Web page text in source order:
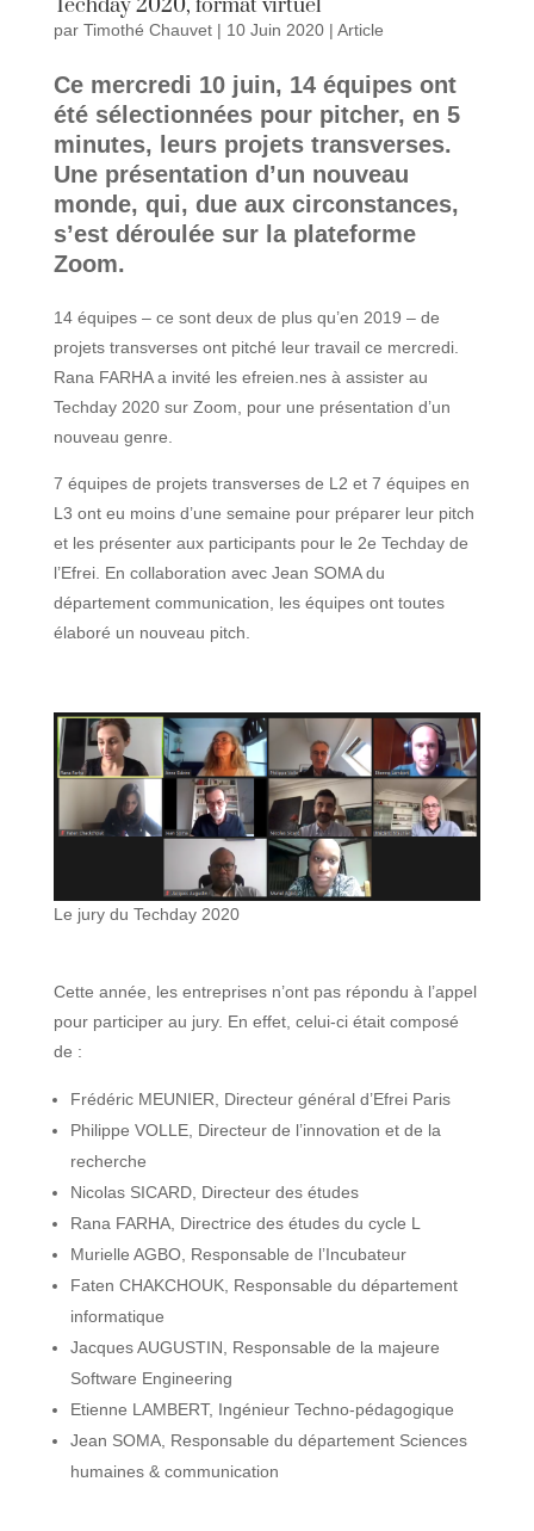
Techday 2020, format virtuel
par Timothé Chauvet| 10 Juin 2020| Article
Ce mercredi 10 juin, 14 équipes ont
été sélectionnées pour pitcher, en 5
minutes, leurs projets transverses.
Une présentation d’un nouveau
monde, qui, due aux circonstances,
s’est déroulée sur la plateforme
Zoom.
14 équipes – ce sont deux de plus qu’en 2019 – de
projets transverses ont pitché leur travail ce mercredi.
Rana FARHA a invité les efreien.nes à assister au
Techday 2020 sur Zoom, pour une présentation d’un
nouveau genre.
7 équipes de projets transverses de L2 et 7 équipes en
L3 ont eu moins d’une semaine pour préparer leur pitch
et les présenter aux participants pour le 2e Techday de
l’Efrei. En collaboration avec Jean SOMA du
département communication, les équipes ont toutes
élaboré un nouveau pitch.
Le jury du Techday 2020
Cette année, les entreprises n’ont pas répondu à l’appel
pour participer au jury. En effet, celui-ci était composé
de :
Frédéric MEUNIER, Directeur général d’Efrei Paris
Philippe VOLLE, Directeur de l’innovation et de la
recherche
Nicolas SICARD, Directeur des études
Rana FARHA, Directrice des études du cycle L
Murielle AGBO, Responsable de l’Incubateur
Faten CHAKCHOUK, Responsable du département
informatique
Jacques AUGUSTIN, Responsable de la majeure
Software Engineering
Etienne LAMBERT, Ingénieur Techno-pédagogique
Jean SOMA, Responsable du département Sciences
humaines & communication